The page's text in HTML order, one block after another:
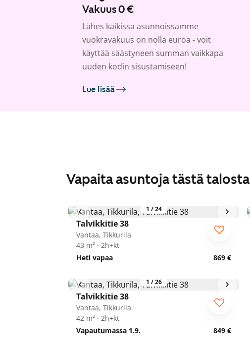
Vakuus 0 €
Lähes kaikissa asunnoissamme
vuokravakuus on nolla euroa - voit
käyttää säästyneen summan vaikkapa
uuden kodin sisustamiseen!
Lue lisää
Vapaita asuntoja tästä talosta
1 /24
Talvikkitie 38
Vantaa, Tikkurila
43 m² · 2h+kt
Heti vapaa
869 €
1 /26
Talvikkitie 38
Vantaa, Tikkurila
42 m² · 2h+kt
Vapautumassa 1.9.
849 €